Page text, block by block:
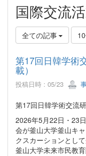
国際交流
全ての記事
第17回日韓学術
載）
投稿日時 : 05/23
第17回日韓学術交流
2026年5月22日・23
会が釜山大学釜山キ
クスカーションとし
釜山大学未来市民教